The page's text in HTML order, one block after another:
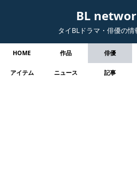
BL
タイBLドラマ・俳優の情
HOME 作品 俳優
アイテム ニュース 記事